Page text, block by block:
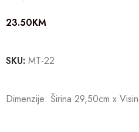
23.50KM
SKU: MT-22
Dimenzije: Širina 29,50cm x